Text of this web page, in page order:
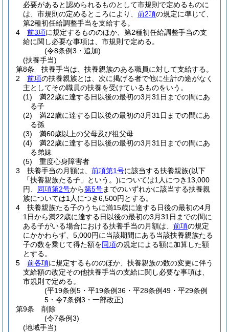
必要があると認められるものとして市規則で定めるものに
は、市規則の定めるところにより、 前2項の規定に準じて、
第2種初任給調整手当を支給する。
4
前3項に規定するもののほか、第2種初任給調整手当の支
給に関し必要な事項は、市規則で定める。
(令8条例3・追加)
(扶養手当)
第8条
扶養手当は、扶養親族のある職員に対して支給する。
2
前項の扶養親族とは、次に掲げる者で他に生計の途がなく
主としてその職員の扶養を受けているものをいう。
(1)
満22歳に達する日以後の最初の3月31日までの間にあ
る子
(2)
満22歳に達する日以後の最初の3月31日までの間にあ
る孫
(3)
満60歳以上の父母及び祖父母
(4)
満22歳に達する日以後の最初の3月31日までの間にあ
る弟妹
(5)
重度心身障害者
3
扶養手当の月額は、 前項第1号に該当する扶養親族(以下
「扶養親族たる子」という。)については1人につき13,000
円、 同項第2号から第5号までのいずれかに該当する扶養親
族については1人につき6,500円とする。
4
扶養親族たる子のうちに満15歳に達する日後の最初の4月
1日から満22歳に達する日以後の最初の3月31日までの間に
ある子がいる場合における扶養手当の月額は、 前項の規定
にかかわらず、5,000円に当該期間にある当該扶養親族たる
子の数を乗じて得た額を同項の規定による額に加算した額
とする。
5
前各項に規定するもののほか、扶養親族の数の変更に伴う
支給額の改定その他扶養手当の支給に関し必要な事項は、
市規則で定める。
(平19条例5・平19条例36・平28条例49・平29条例
5・令7条例3・一部改正)
第9条
削除
(令7条例3)
(地域手当)